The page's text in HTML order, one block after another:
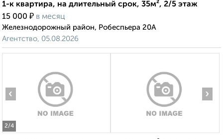
1-к квартира, на длительный срок, 35м², 2/5 этаж
15 000 ₽ в месяц
Железнодорожный район, Робеспьера 20А
Агентство, 05.08.2026
2/4
‹ ›